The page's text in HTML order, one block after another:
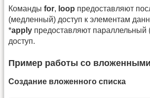
Команды for, loop предоставляют
(медленный) доступ к элементам
*apply предоставляют параллельный
доступ.
Пример работы со
Создание вложенного списка